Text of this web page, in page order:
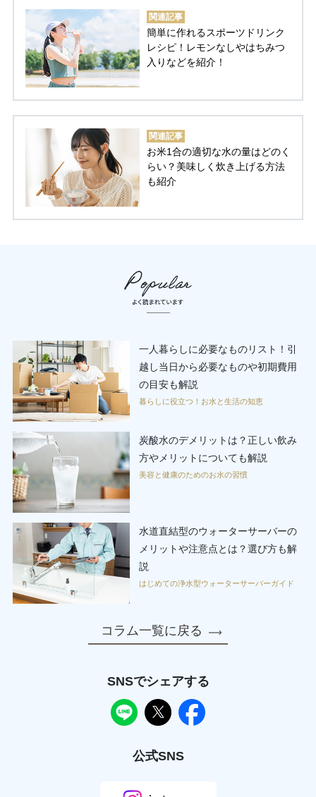
関連記事
簡単に作れるスポーツドリンク
レシピ！レモンなしやはちみつ
入りなどを紹介！
関連記事
お米1合の適切な水の量はどのく
らい？美味しく炊き上げる方法
も紹介
一人暮らしに必要なものリスト！引
越し当日から必要なものや初期費用
の目安も解説
暮らしに役立つ！お水と生活の知恵
炭酸水のデメリットは？正しい飲み
方やメリットについても解説
美容と健康のためのお水の習慣
水道直結型のウォーターサーバーの
メリットや注意点とは？選び方も解
説
はじめての浄水型ウォーターサーバーガイド
コラム一覧に戻る
SNSでシェアする
公式SNS